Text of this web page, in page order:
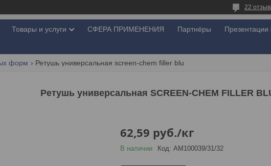
22
Товары и услуги СФЕРА ПРИМЕНЕНИЯ Партнёры Презентации
форм Ретушь универсальная screen-chem filler blu
Ретушь универсальная SCREEN-CHEM FILLER
62,59 руб./кг
В наличии Код: АМ100039/31/32